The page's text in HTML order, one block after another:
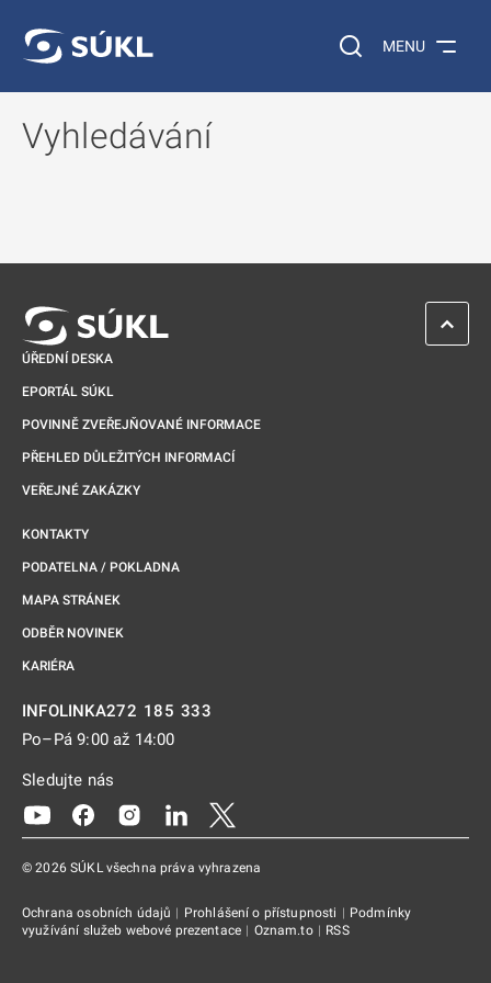
Vyhledávání na
MENU
Vyhledávání
ÚŘEDNÍ DESKA
EPORTÁL SÚKL
POVINNĚ ZVEŘEJŇOVANÉ INFORMACE
PŘEHLED DŮLEŽITÝCH INFORMACÍ
VEŘEJNÉ ZAKÁZKY
KONTAKTY
PODATELNA / POKLADNA
MAPA STRÁNEK
ODBĚR NOVINEK
KARIÉRA
INFOLINKA272 185 333
Po–Pá 9:00 až 14:00
Sledujte nás
Odkaz se otevře na nové kartě
Odkaz se otevře na nové kartě
Odkaz se otevře na nové kartě
Odkaz se otevře na nové kartě
© 2026 SÚKL všechna práva vyhrazena
Ochrana osobních údajů | Prohlášení o přístupnosti | Podmínky
využívání služeb webové prezentace | Oznam.to | RSS
ZPĚT